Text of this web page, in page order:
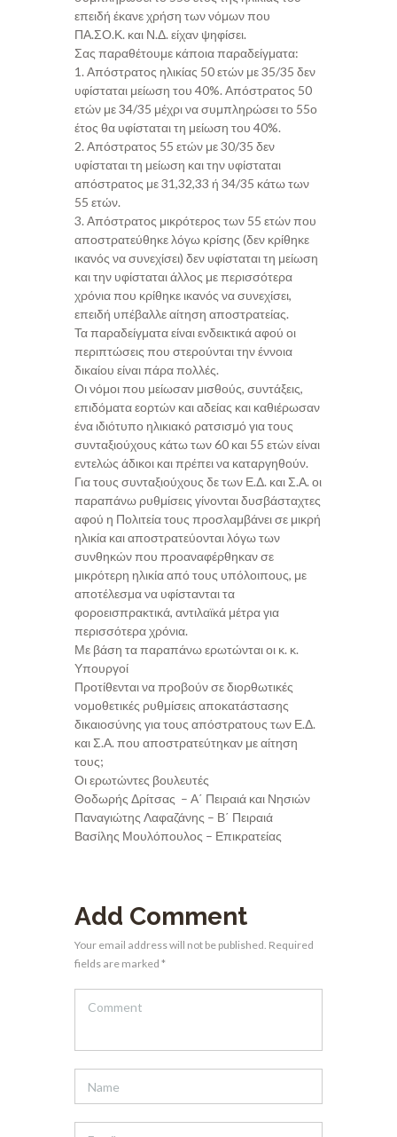
επειδή έκανε χρήση των νόμων που
ΠΑ.ΣΟ.Κ. και Ν.Δ. είχαν ψηφίσει.
Σας παραθέτουμε κάποια παραδείγματα:
1. Απόστρατος ηλικίας 50 ετών με 35/35 δεν
υφίσταται μείωση του 40%. Απόστρατος 50
ετών με 34/35 μέχρι να συμπληρώσει το 55ο
έτος θα υφίσταται τη μείωση του 40%.
2. Απόστρατος 55 ετών με 30/35 δεν
υφίσταται τη μείωση και την υφίσταται
απόστρατος με 31,32,33 ή 34/35 κάτω των
55 ετών.
3. Απόστρατος μικρότερος των 55 ετών που
αποστρατεύθηκε λόγω κρίσης (δεν κρίθηκε
ικανός να συνεχίσει) δεν υφίσταται τη μείωση
και την υφίσταται άλλος με περισσότερα
χρόνια που κρίθηκε ικανός να συνεχίσει,
επειδή υπέβαλλε αίτηση αποστρατείας.
Τα παραδείγματα είναι ενδεικτικά αφού οι
περιπτώσεις που στερούνται την έννοια
δικαίου είναι πάρα πολλές.
Οι νόμοι που μείωσαν μισθούς, συντάξεις,
επιδόματα εορτών και αδείας και καθιέρωσαν
ένα ιδιότυπο ηλικιακό ρατσισμό για τους
συνταξιούχους κάτω των 60 και 55 ετών είναι
εντελώς άδικοι και πρέπει να καταργηθούν.
Για τους συνταξιούχους δε των Ε.Δ. και Σ.Α. οι
παραπάνω ρυθμίσεις γίνονται δυσβάσταχτες
αφού η Πολιτεία τους προσλαμβάνει σε μικρή
ηλικία και αποστρατεύονται λόγω των
συνθηκών που προαναφέρθηκαν σε
μικρότερη ηλικία από τους υπόλοιπους, με
αποτέλεσμα να υφίστανται τα
φοροεισπρακτικά, αντιλαϊκά μέτρα για
περισσότερα χρόνια.
Με βάση τα παραπάνω ερωτώνται οι κ. κ.
Υπουργοί
Προτίθενται να προβούν σε διορθωτικές
νομοθετικές ρυθμίσεις αποκατάστασης
δικαιοσύνης για τους απόστρατους των Ε.Δ.
και Σ.Α. που αποστρατεύτηκαν με αίτηση
τους;
Οι ερωτώντες βουλευτές
Θοδωρής Δρίτσας – Α΄ Πειραιά και Νησιών
Παναγιώτης Λαφαζάνης – Β΄ Πειραιά
Βασίλης Μουλόπουλος – Επικρατείας
Add Comment
Your email address will not be published. Required
fields are marked *